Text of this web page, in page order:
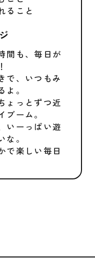
ること
間も、毎日が
で、いつもみ
。
ょっとずつ近
ーム。
いーっぱい遊
。
で楽しい毎日